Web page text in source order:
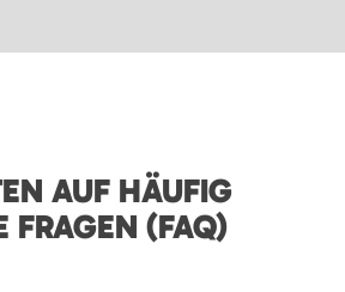
AUF HÄUFIG
FRAGEN (FAQ)